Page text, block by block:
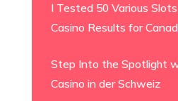
I Tested 50 Various
Casino Results for
Step Into the Spotlight
Casino in der Schweiz